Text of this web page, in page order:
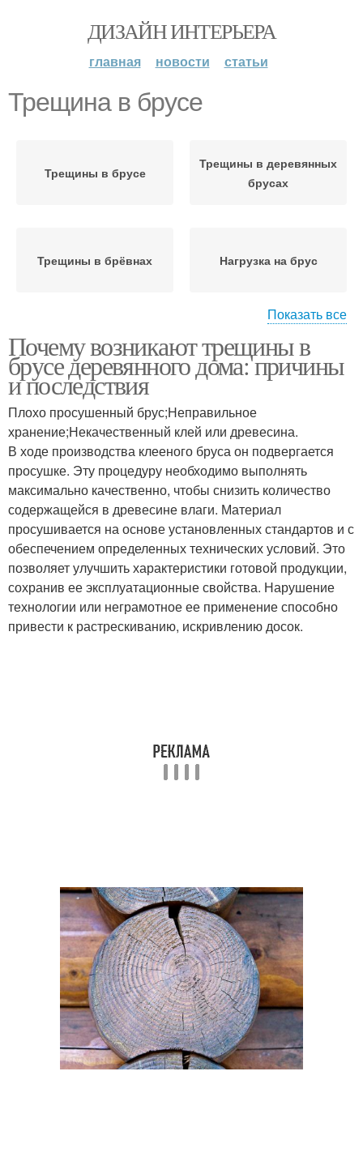
ДИЗАЙН ИНТЕРЬЕРА
главная новости статьи
Трещина в брусе
Трещины в брусе
Трещины в деревянных
брусах
Трещины в брёвнах Нагрузка на брус
Трещины от грязи Щели в брусе
Показать все
Почему возникают трещины в
брусе деревянного дома: причины
и последствия
Плохо просушенный брус;Неправильное
хранение;Некачественный клей или древесина.
В ходе производства клееного бруса он подвергается
просушке. Эту процедуру необходимо выполнять
максимально качественно, чтобы снизить количество
содержащейся в древесине влаги. Материал
просушивается на основе установленных стандартов и с
обеспечением определенных технических условий. Это
позволяет улучшить характеристики готовой продукции,
сохранив ее эксплуатационные свойства. Нарушение
технологии или неграмотное ее применение способно
привести к растрескиванию, искривлению досок.